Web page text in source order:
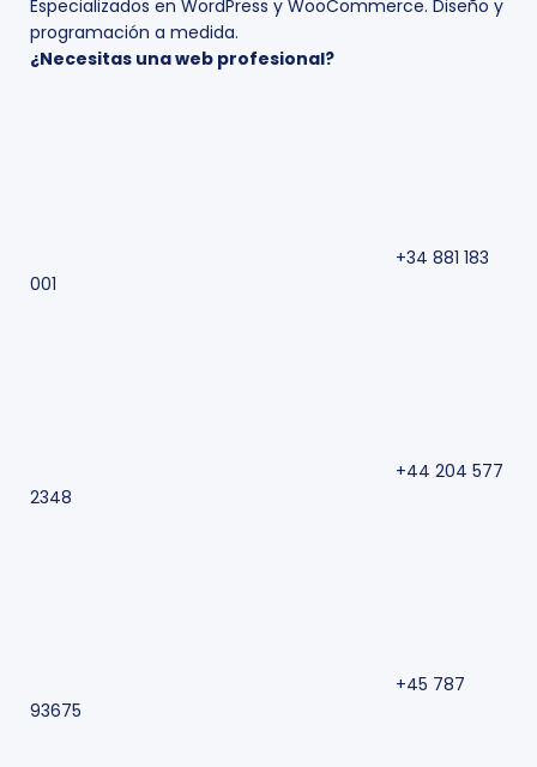
Especializados en WordPress y WooCommerce. Diseño y
programación a medida.
¿Necesitas una web profesional?
+34 881 183
001
+44 204 577
2348
+45 787
93675